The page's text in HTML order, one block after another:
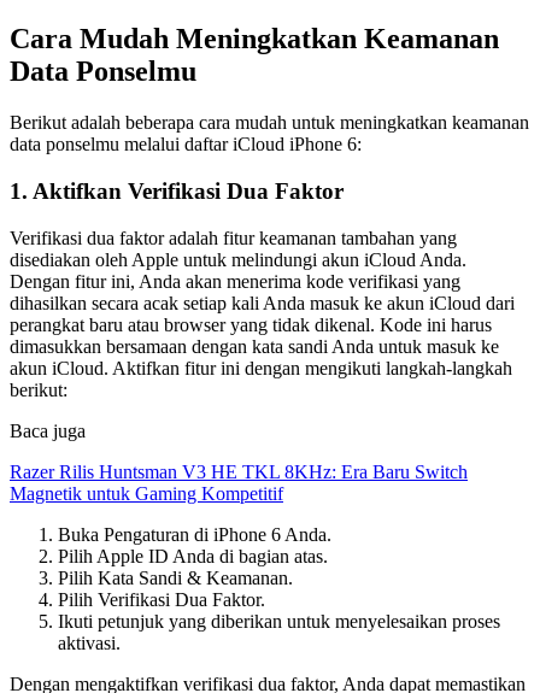
Cara Mudah Meningkatkan Keamanan
Data Ponselmu
Berikut adalah beberapa cara mudah untuk meningkatkan keamanan
data ponselmu melalui daftar iCloud iPhone 6:
1. Aktifkan Verifikasi Dua Faktor
Verifikasi dua faktor adalah fitur keamanan tambahan yang
disediakan oleh Apple untuk melindungi akun iCloud Anda.
Dengan fitur ini, Anda akan menerima kode verifikasi yang
dihasilkan secara acak setiap kali Anda masuk ke akun iCloud dari
perangkat baru atau browser yang tidak dikenal. Kode ini harus
dimasukkan bersamaan dengan kata sandi Anda untuk masuk ke
akun iCloud. Aktifkan fitur ini dengan mengikuti langkah-langkah
berikut:
Baca juga
Razer Rilis Huntsman V3 HE TKL 8KHz: Era Baru Switch
Magnetik untuk Gaming Kompetitif
Buka Pengaturan di iPhone 6 Anda.
Pilih Apple ID Anda di bagian atas.
Pilih Kata Sandi & Keamanan.
Pilih Verifikasi Dua Faktor.
Ikuti petunjuk yang diberikan untuk menyelesaikan proses
aktivasi.
Dengan mengaktifkan verifikasi dua faktor, Anda dapat memastikan